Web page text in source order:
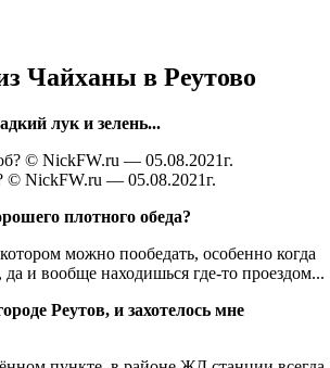
Чайханы в Реутово
лук и зелень...
© NickFW.ru — 05.08.2021г.
плотного обеда?
можно пообедать, особенно когда
и вообще находишься где-то проездом...
Реутов, и захотелось мне